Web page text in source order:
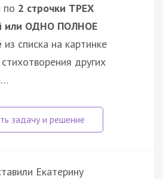
по 2 строчки ТРЕХ
или ОДНО ПОЛНОЕ
из списка на картинке
других
Екатерину